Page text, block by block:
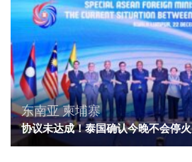
东南亚柬埔寨
协议未达成！泰国确认今晚不会停火